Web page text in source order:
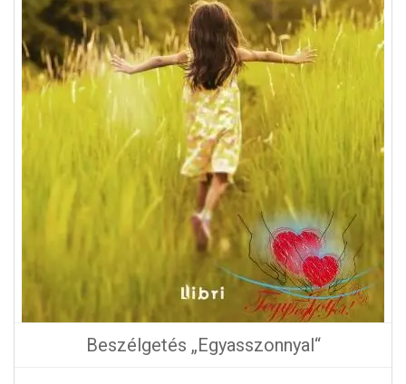
Beszélgetés „Egyasszonnyal“